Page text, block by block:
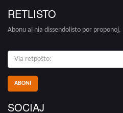
RETLISTO
Abonu al nia dissendolisto por
via
retpoŝto:
SOCIAJ